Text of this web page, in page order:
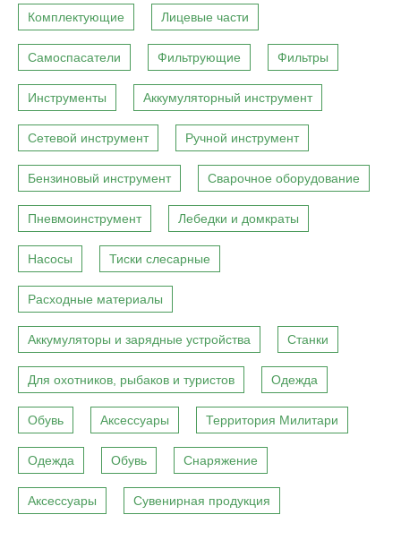
Комплектующие Лицевые части
Самоспасатели Фильтрующие Фильтры
Инструменты Аккумуляторный инструмент
Сетевой инструмент Ручной инструмент
Бензиновый инструмент Сварочное оборудование
Пневмоинструмент Лебедки и домкраты
Насосы Тиски слесарные
Расходные материалы
Аккумуляторы и зарядные устройства Станки
Для охотников, рыбаков и туристов Одежда
Обувь Аксессуары Территория Милитари
Одежда Обувь Снаряжение
Аксессуары Сувенирная продукция